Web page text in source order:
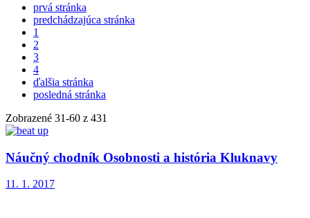
prvá stránka
predchádzajúca stránka
1
2
3
4
ďalšia stránka
posledná stránka
Zobrazené 31-60 z 431
Náučný chodník Osobnosti a história Kluknavy
11. 1. 2017